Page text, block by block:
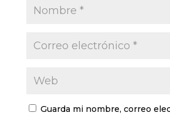
Guarda mi nombre, correo